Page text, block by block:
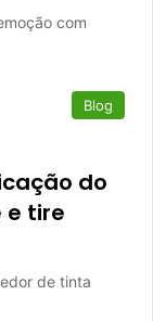
com
Blog
do
tire
de tinta